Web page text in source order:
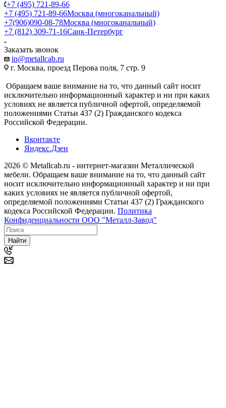
+7 (495) 721-89-66
+7 (495) 721-89-66Москва (многоканальный)
+7(906)090-08-78Москва (многоканальный)
+7 (812) 309-71-16Санк-Петербург
Заказать звонок
in@metallcab.ru
г. Москва, проезд Перова поля, 7 стр. 9
Обращаем ваше внимание на то, что данный сайт носит
исключительно информационный характер и ни при каких
условиях не является публичной офертой, определяемой
положениями Статьи 437 (2) Гражданского кодекса
Российской Федерации.
Вконтакте
Яндекс.Дзен
2026 © Metallcab.ru - интернет-магазин Металлической
мебели. Обращаем ваше внимание на то, что данный сайт
носит исключительно информационный характер и ни при
каких условиях не является публичной офертой,
определяемой положениями Статьи 437 (2) Гражданского
кодекса Российской Федерации. Политика
Конфиденциальности ООО "Металл-Завод"
Найти